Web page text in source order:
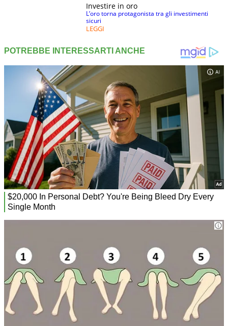
Investire in oro
L’oro torna protagonista tra gli investimenti
sicuri
LEGGI